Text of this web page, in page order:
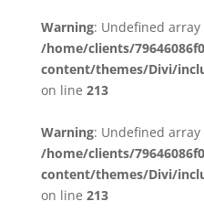
Warning: Undefined
/home/clients/
content/themes/Divi/
on line 213
Warning: Undefined
/home/clients/
content/themes/Divi/
on line 213